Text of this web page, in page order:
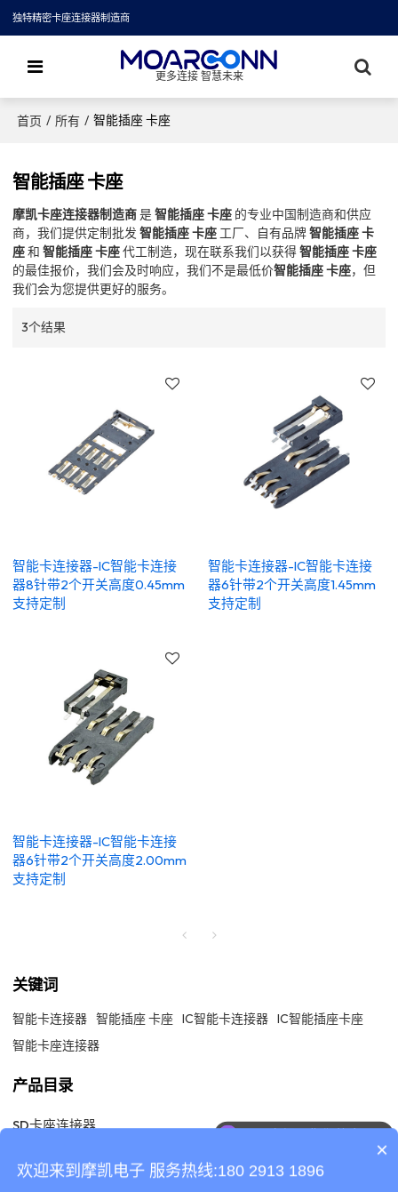
独特精密卡座连接器制造商
更多连接 智慧未来
首页 / 所有 / 智能插座 卡座
智能插座 卡座
摩凯卡座连接器制造商是智能插座 卡座 的专业中国制造商和供应
商，我们提供定制批发智能插座 卡座 工厂、自有品牌智能插座 卡
座和智能插座 卡座代工制造，现在联系我们以获得智能插座 卡座
的最佳报价，我们会及时响应，我们不是最低价智能插座 卡座，但
我们会为您提供更好的服务。
3个结果
智能卡连接器-IC智能卡连接
器8针带2个开关高度0.45mm
支持定制
智能卡连接器-IC智能卡连接
器6针带2个开关高度1.45mm
支持定制
智能卡连接器-IC智能卡连接
器6针带2个开关高度2.00mm
支持定制
关键词
智能卡连接器 智能插座 卡座 IC智能卡连接器 IC智能插座卡座
智能卡座连接器
产品目录
SD卡座连接器
SIM 卡座连接器
×
欢迎来到摩凯电子 服务热线:180 2913 1896